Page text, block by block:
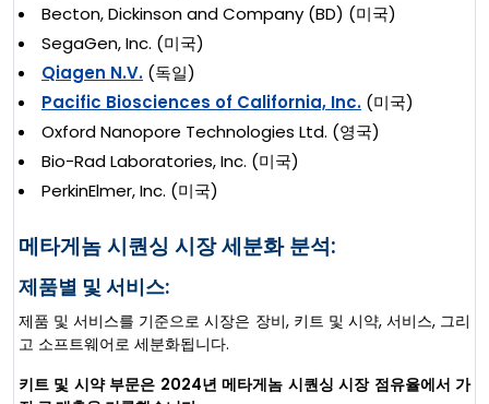
Becton, Dickinson and Company (BD) (미국)
SegaGen, Inc. (미국)
Qiagen N.V. (독일)
Pacific Biosciences of California, Inc. (미국)
Oxford Nanopore Technologies Ltd. (영국)
Bio-Rad Laboratories, Inc. (미국)
PerkinElmer, Inc. (미국)
메타게놈 시퀀싱 시장 세분화 분석:
제품별 및 서비스:
제품 및 서비스를 기준으로 시장은 장비, 키트 및 시약, 서비스, 그리
고 소프트웨어로 세분화됩니다.
키트 및 시약 부문은 2024년 메타게놈 시퀀싱 시장 점유율에서 가